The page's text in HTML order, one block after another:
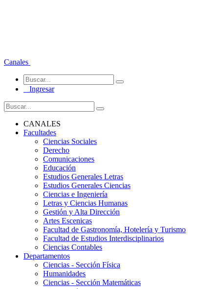
Canales
Ingresar
CANALES
Facultades
Ciencias Sociales
Derecho
Comunicaciones
Educación
Estudios Generales Letras
Estudios Generales Ciencias
Ciencias e Ingeniería
Letras y Ciencias Humanas
Gestión y Alta Dirección
Artes Escenicas
Facultad de Gastronomía, Hotelería y Turismo
Facultad de Estudios Interdisciplinarios
Ciencias Contables
Departamentos
Ciencias - Sección Física
Humanidades
Ciencias - Sección Matemáticas